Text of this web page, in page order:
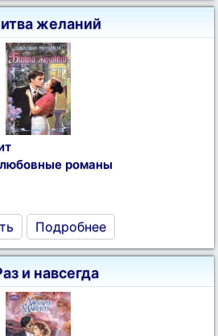
желаний
романы
Подробнее
и навсегда